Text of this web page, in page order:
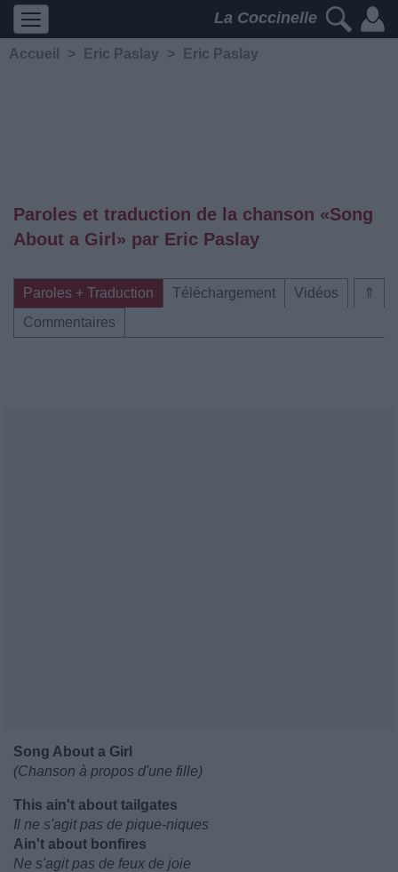
La Coccinelle
Accueil > Eric Paslay > Eric Paslay
Paroles et traduction de la chanson «Song
About a Girl» par Eric Paslay
⇑
Paroles + Traduction Téléchargement
Vidéos
Commentaires
Song About a Girl
(Chanson à propos d'une fille)
This ain't about tailgates
Il ne s'agit pas de pique-niques
Ain't about bonfires
Ne s'agit pas de feux de joie